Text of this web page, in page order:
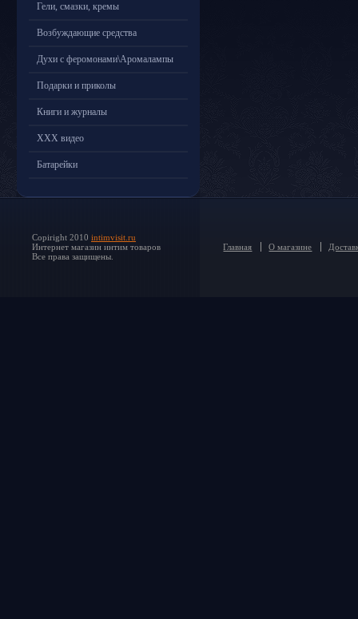
Гели, смазки, кремы
Возбуждающие средства
Духи с феромонами\Аромалампы
Подарки и приколы
Книги и журналы
ХХХ видео
Батарейки
Copiright 2010 intimvisit.ru
Интернет магазин интим товаров
Все права защищены.
Главная О магазине